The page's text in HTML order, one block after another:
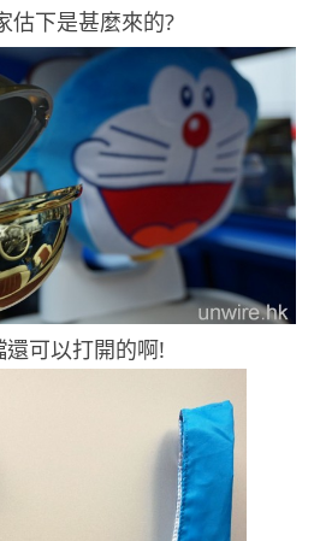
估下是甚麼來的?
可以打開的啊!